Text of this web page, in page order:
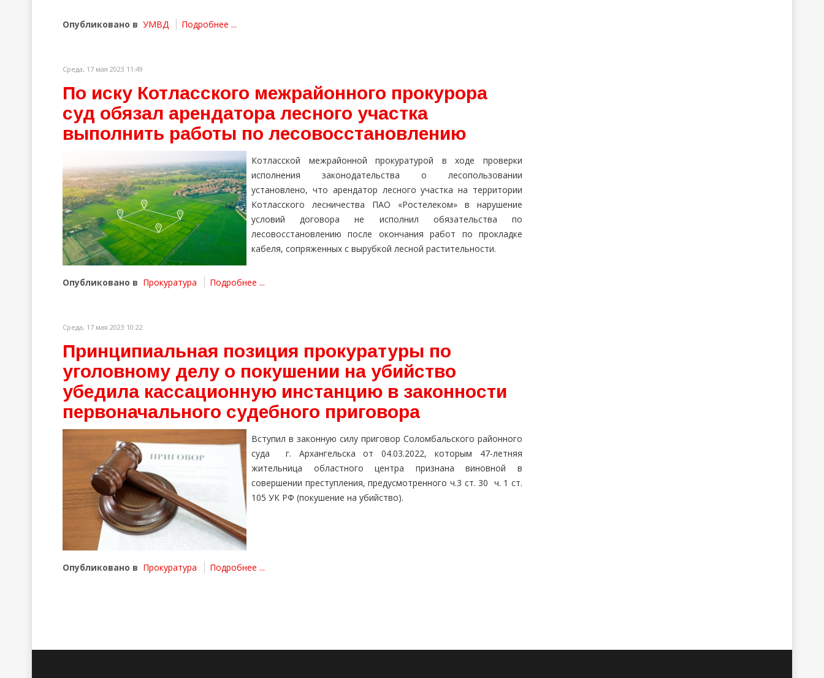
Опубликовано в УМВД Подробнее ...
Среда, 17 мая 2023 11:49
По иску Котласского межрайонного прокурора
суд обязал арендатора лесного участка
выполнить работы по лесовосстановлению
Котласской межрайонной прокуратурой в ходе проверки
исполнения законодательства о лесопользовании
установлено, что арендатор лесного участка на территории
Котласского лесничества ПАО «Ростелеком» в нарушение
условий договора не исполнил обязательства по
лесовосстановлению после окончания работ по прокладке
кабеля, сопряженных с вырубкой лесной растительности.
Опубликовано в Прокуратура Подробнее ...
Среда, 17 мая 2023 10:22
Принципиальная позиция прокуратуры по
уголовному делу о покушении на убийство
убедила кассационную инстанцию в законности
первоначального судебного приговора
Вступил в законную силу приговор Соломбальского районного
суда г. Архангельска от 04.03.2022, которым 47-летняя
жительница областного центра признана виновной в
совершении преступления, предусмотренного ч.3 ст. 30 ч. 1 ст.
105 УК РФ (покушение на убийство).
Опубликовано в Прокуратура Подробнее ...